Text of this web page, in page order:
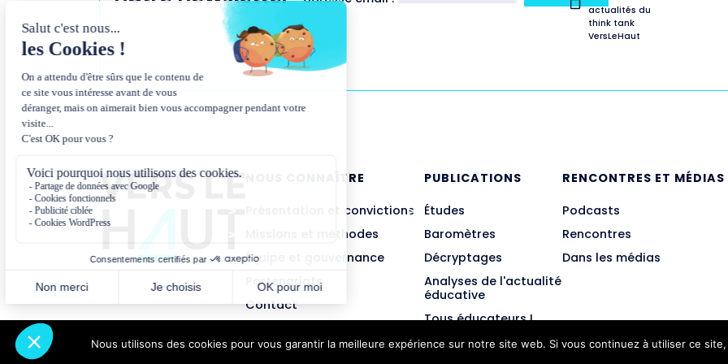
actualités du
think tank
VersLeHaut
NOUS CONNAÎTRE
Présentation et convictions
Missions et méthodes
Équipe et gouvernance
Partenariats
Contact
PUBLICATIONS
Études
Baromètres
Décryptages
Analyses de l'actualité
éducative
Tous éducateurs !
RENCONTRES ET MÉDIAS
Podcasts
Rencontres
Dans les médias
Nous utilisons des cookies pour vous garantir la meilleure expérience sur notre site web. Si vous continuez à utiliser ce